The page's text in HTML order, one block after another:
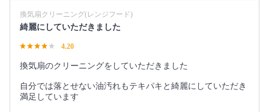
換気扇クリーニング(レンジフード)
綺麗にしていただきました
4.20
換気扇のクリーニングをしていただきました
自分では落とせない油汚れもテキパキと綺麗にしていただき
満足しています